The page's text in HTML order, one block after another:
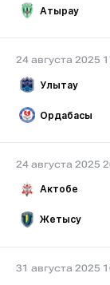
Атырау
24 августа 2025
Улытау
Ордабасы
24 августа 2025
Актобе
Жетысу
31 августа 2025